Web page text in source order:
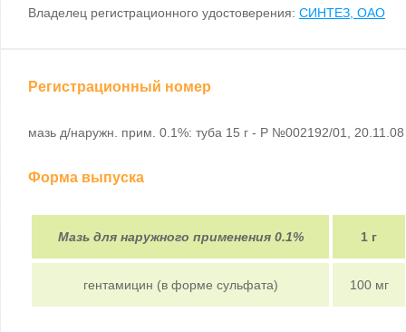
Владелец регистрационного удостоверения: СИНТЕЗ, ОАО
Регистрационный номер
мазь д/наружн. прим. 0.1%: туба 15 г - Р №002192/01, 20.11.08
Форма выпуска
Мазь для наружного применения 0.1% 1 г
гентамицин (в форме сульфата) 100 мг